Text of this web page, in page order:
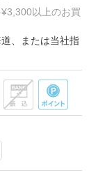
¥3,300以上のお買
、または当社指